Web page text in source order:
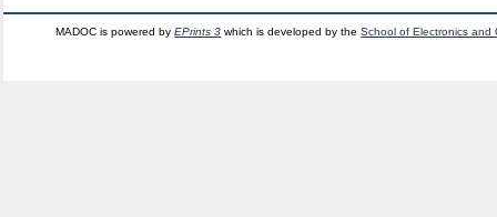
MADOC is powered byEPrints 3 which is developed by theSchool of Electronics and